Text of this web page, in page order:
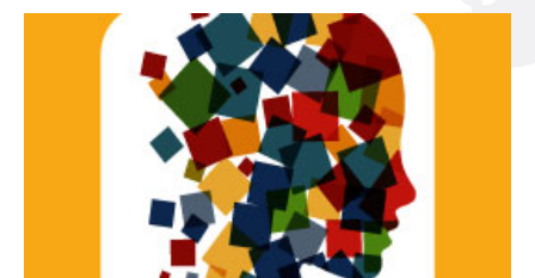
Tracce dinamiche
Tracce Dinamiche è una rassegna di teatro
d’innovazione e sperimentale.
Continua